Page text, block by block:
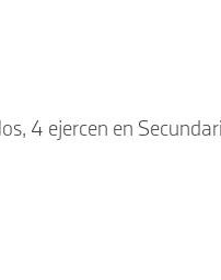
4 ejercen en